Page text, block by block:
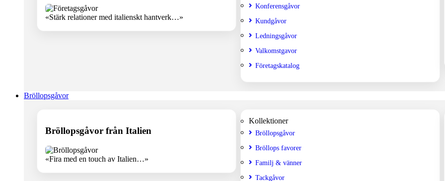
«Stärk relationer med italienskt hantverk…»
Konferensgåvor
Kundgåvor
Ledningsgåvor
Valkomstgavor
Företagskatalog
Bröllopsgåvor
Bröllopsgåvor från Italien
«Fira med en touch av Italien…»
Kollektioner
Bröllopsgåvor
Bröllops favorer
Familj & vänner
Tackgåvor